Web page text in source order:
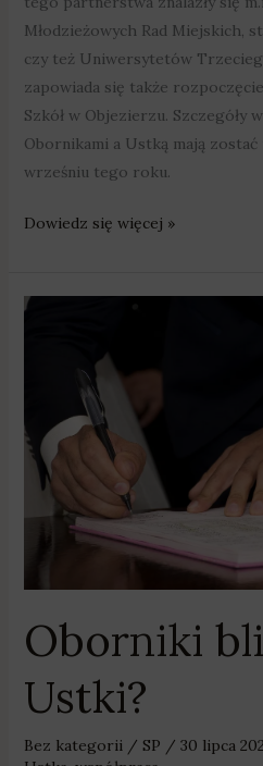
Młodzieżowych Rad Miejskich,
czy też Uniwersytetów
zapowiada się także
Szkół w Objezierzu. Szczegóły
Obornikami a Ustką mają
wrześniu tego roku.
Dowiedz się więcej »
Oborniki
Ustki?
Bez kategorii/ SP / 30 lipca
Oborniki